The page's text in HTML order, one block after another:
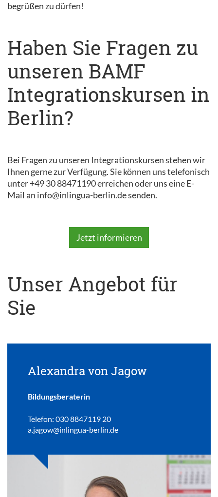
begrüßen zu dürfen!
Haben Sie Fragen zu
unseren BAMF
Integrationskursen in
Berlin?
Bei Fragen zu unseren Integrationskursen stehen wir
Ihnen gerne zur Verfügung. Sie können uns telefonisch
unter +49 30 88471190 erreichen oder uns eine E-
Mail an info@inlingua-berlin.de senden.
Jetzt informieren
Unser Angebot für
Sie
Alexandra von Jagow
Bildungsberaterin
Telefon: 030 8847119 20
a.jagow@inlingua-berlin.de